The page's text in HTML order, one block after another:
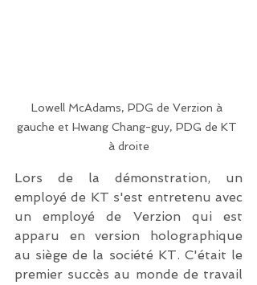
Lowell McAdams, PDG de Verzion à
gauche et Hwang Chang-guy, PDG de KT
à droite
Lors de la démonstration, un
employé de KT s'est entretenu avec
un employé de Verzion qui est
apparu en version holographique
au siège de la société KT. C'était le
premier succès au monde de travail